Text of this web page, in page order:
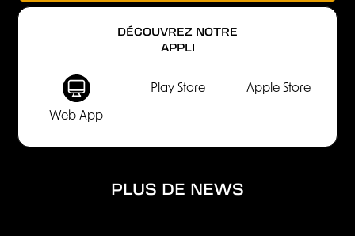
DÉCOUVREZ NOTRE
APPLI
Web App
Play Store Apple Store
PLUS DE NEWS